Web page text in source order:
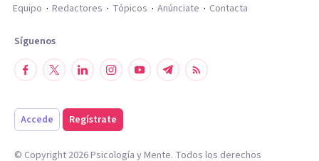
Equipo
Redactores Tópicos Anúnciate Contacta
Síguenos
Accede Regístrate
© Copyright 2026Psicología y Mente. Todos los derechos